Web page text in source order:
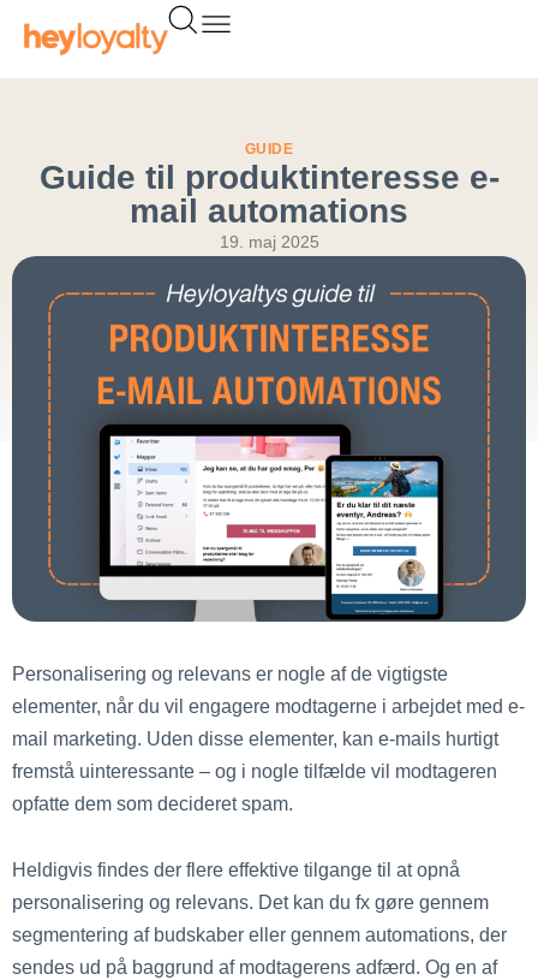
indholdet
GUIDE
Guide til produktinteresse e-
mail automations
19. maj 2025
Personalisering og relevans er nogle af de vigtigste
elementer, når du vil engagere modtagerne i arbejdet med e-
mail marketing. Uden disse elementer, kan e-mails hurtigt
fremstå uinteressante – og i nogle tilfælde vil modtageren
opfatte dem som decideret spam.
Heldigvis findes der flere effektive tilgange til at opnå
personalisering og relevans. Det kan du fx gøre gennem
segmentering af budskaber eller gennem automations, der
sendes ud på baggrund af modtagerens adfærd. Og en af